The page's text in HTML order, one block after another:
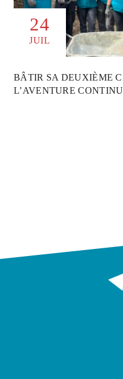
24
JUIL
BÂTIR SA DEUXIÈME
L’AVENTURE